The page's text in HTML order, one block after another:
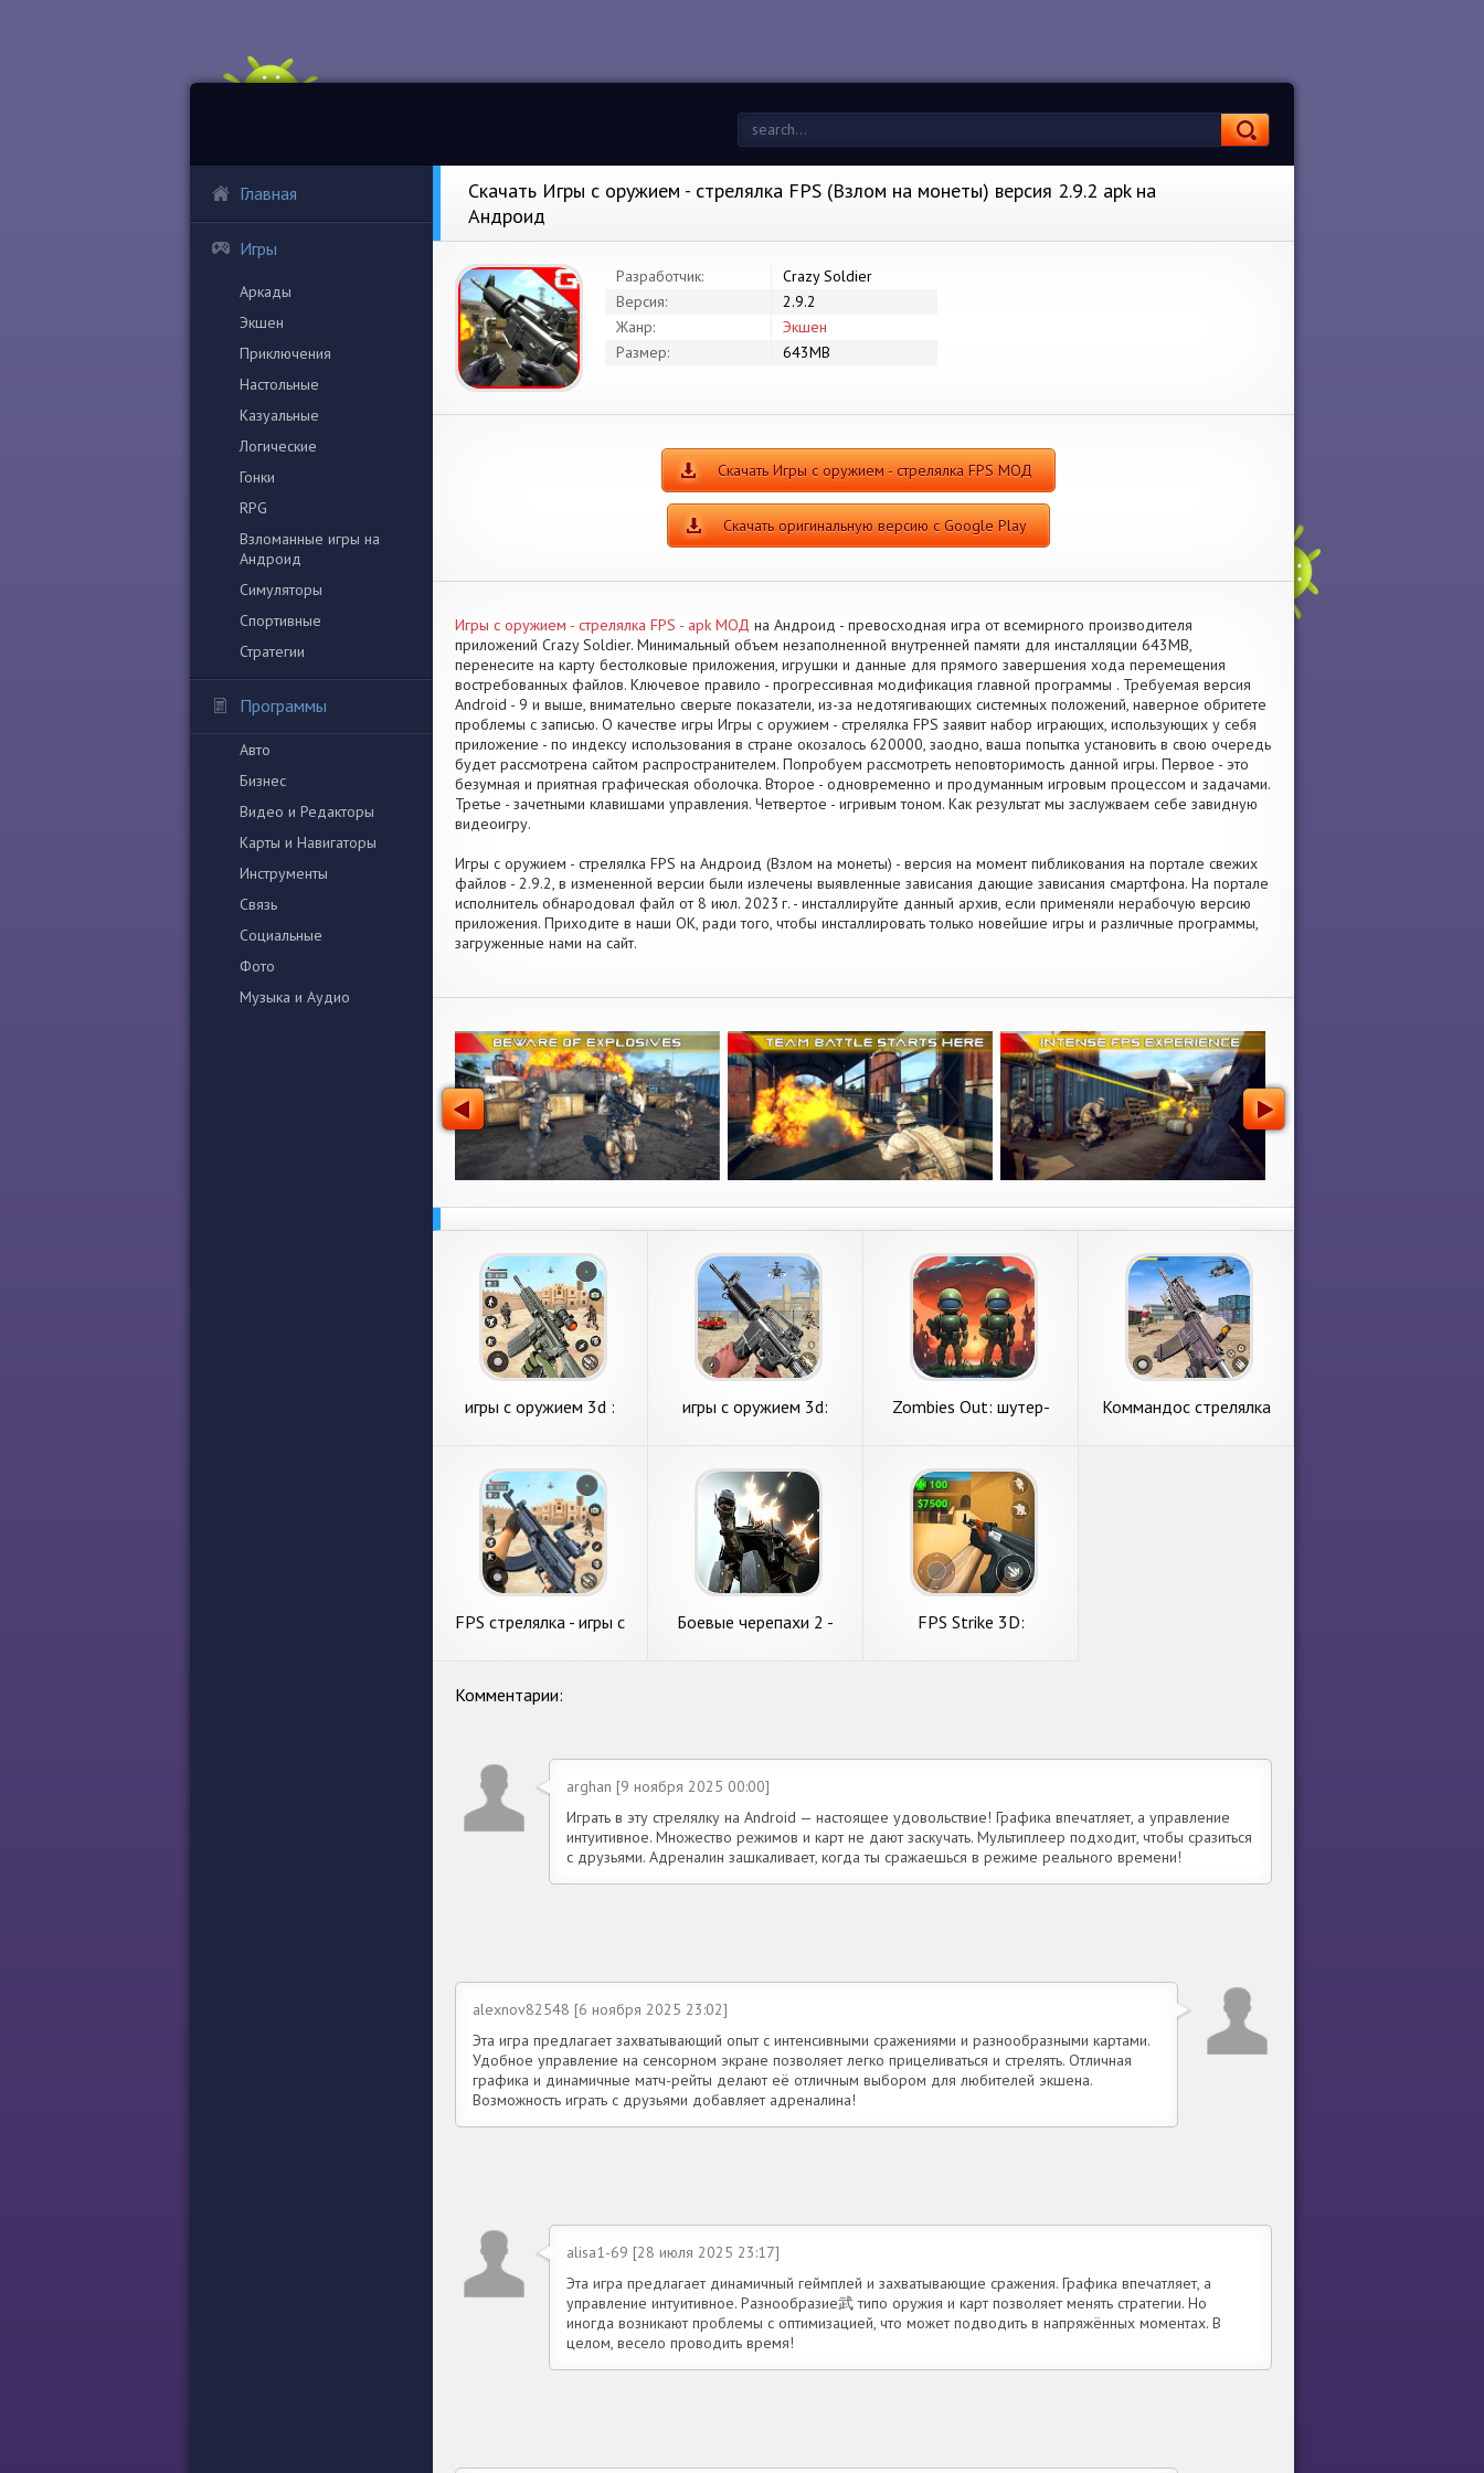
Главная
Игры
Аркады
Экшен
Приключения
Настольные
Казуальные
Логические
Гонки
RPG
Взломанные игры на
Андроид
Симуляторы
Спортивные
Стратегии
Программы
Авто
Бизнес
Видео и Редакторы
Карты и Навигаторы
Инструменты
Связь
Социальные
Фото
Музыка и Аудио
Скачать Игры с оружием - стрелялка FPS (Взлом на монеты) версия 2.9.2 apk на
Андроид
Разработчик:
Crazy Soldier
Версия:
2.9.2
Жанр:
Экшен
Размер:
643MB
Скачать Игры с оружием - стрелялка FPS МОД
Скачать оригинальную версию с Google Play
Игры с оружием - стрелялка FPS - apk МОД на Андроид - превосходная игра от всемирного производителя
приложений Crazy Soldier. Минимальный объем незаполненной внутренней памяти для инсталляции 643MB,
перенесите на карту бестолковые приложения, игрушки и данные для прямого завершения хода перемещения
востребованных файлов. Ключевое правило - прогрессивная модификация главной программы . Требуемая версия
Android - 9 и выше, внимательно сверьте показатели, из-за недотягивающих системных положений, наверное обритете
проблемы с записью. О качестве игры Игры с оружием - стрелялка FPS заявит набор играющих, использующих у себя
приложение - по индексу использования в стране окозалось 620000, заодно, ваша попытка установить в свою очередь
будет рассмотрена сайтом распространителем. Попробуем рассмотреть неповторимость данной игры. Первое - это
безумная и приятная графическая оболочка. Второе - одновременно и продуманным игровым процессом и задачами.
Третье - зачетными клавишами управления. Четвертое - игривым тоном. Как результат мы заслужваем себе завидную
видеоигру.
Игры с оружием - стрелялка FPS на Андроид (Взлом на монеты) - версия на момент пибликования на портале свежих
файлов - 2.9.2, в измененной версии были излечены выявленные зависания дающие зависания смартфона. На портале
исполнитель обнародовал файл от 8 июл. 2023 г. - инсталлируйте данный архив, если применяли нерабочую версию
приложения. Приходите в наши OK, ради того, чтобы инсталлировать только новейшие игры и различные программы,
загруженные нами на сайт.
игры с оружием 3d :
игры с оружием 3d:
Zombies Out: шутер-
Коммандос стрелялка
FPS стрелялка - игры с
Боевые черепахи 2 -
FPS Strike 3D:
Комментарии:
arghan [9 ноября 2025 00:00]
Играть в эту стрелялку на Android — настоящее удовольствие! Графика впечатляет, а управление
интуитивное. Множество режимов и карт не дают заскучать. Мультиплеер подходит, чтобы сразиться
с друзьями. Адреналин зашкаливает, когда ты сражаешься в режиме реального времени!
alexnov82548 [6 ноября 2025 23:02]
Эта игра предлагает захватывающий опыт с интенсивными сражениями и разнообразными картами.
Удобное управление на сенсорном экране позволяет легко прицеливаться и стрелять. Отличная
графика и динамичные матч-рейты делают её отличным выбором для любителей экшена.
Возможность играть с друзьями добавляет адреналина!
alisa1-69 [28 июля 2025 23:17]
Эта игра предлагает динамичный геймплей и захватывающие сражения. Графика впечатляет, а
управление интуитивное. Разнообразие武 типо оружия и карт позволяет менять стратегии. Но
иногда возникают проблемы с оптимизацией, что может подводить в напряжённых моментах. В
целом, весело проводить время!